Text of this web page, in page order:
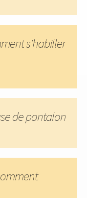
s'habiller
de pantalon